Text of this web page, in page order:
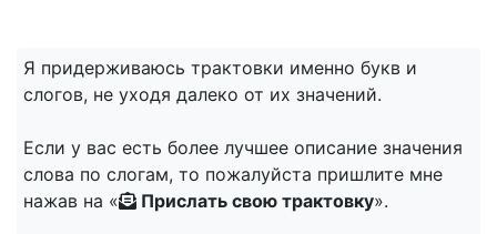
Я придерживаюсь трактовки именно букв и
слогов, не уходя далеко от их значений.
Если у вас есть более лучшее описание значения
слова по слогам, то пожалуйста пришлите мне
нажав на «
Прислать свою трактовку».